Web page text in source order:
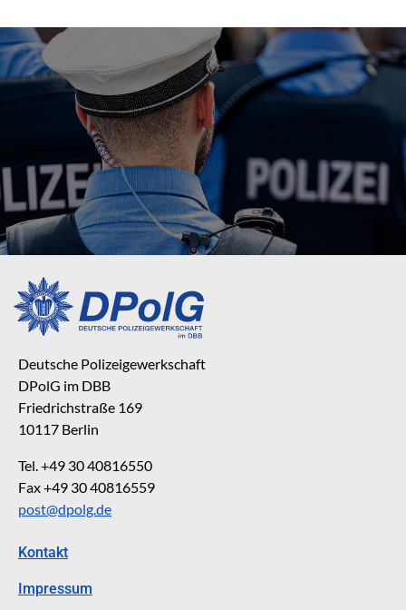
Deutsche Polizeigewerkschaft
DPolG im DBB
Friedrichstraße 169
10117 Berlin
Tel. +49 30 40816550
Fax +49 30 40816559
post@dpolg.de
Kontakt
Impressum